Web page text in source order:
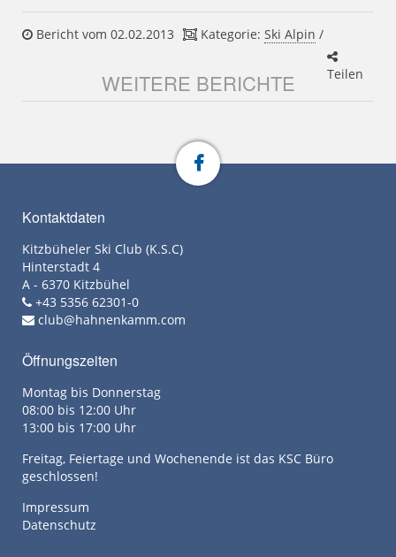
Bericht vom 02.02.2013 Kategorie: Ski Alpin /
Teilen
WEITERE BERICHTE
Kontaktdaten
Kitzbüheler Ski Club (K.S.C)
Hinterstadt 4
A - 6370 Kitzbühel
+43 5356 62301-0
club@hahnenkamm.com
Öffnungszeiten
Montag bis Donnerstag
08:00 bis 12:00 Uhr
13:00 bis 17:00 Uhr
Freitag, Feiertage und Wochenende ist das KSC Büro
geschlossen!
Impressum
Datenschutz